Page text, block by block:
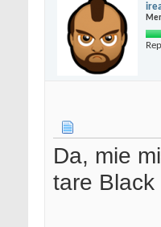
Da, mie
tare Black